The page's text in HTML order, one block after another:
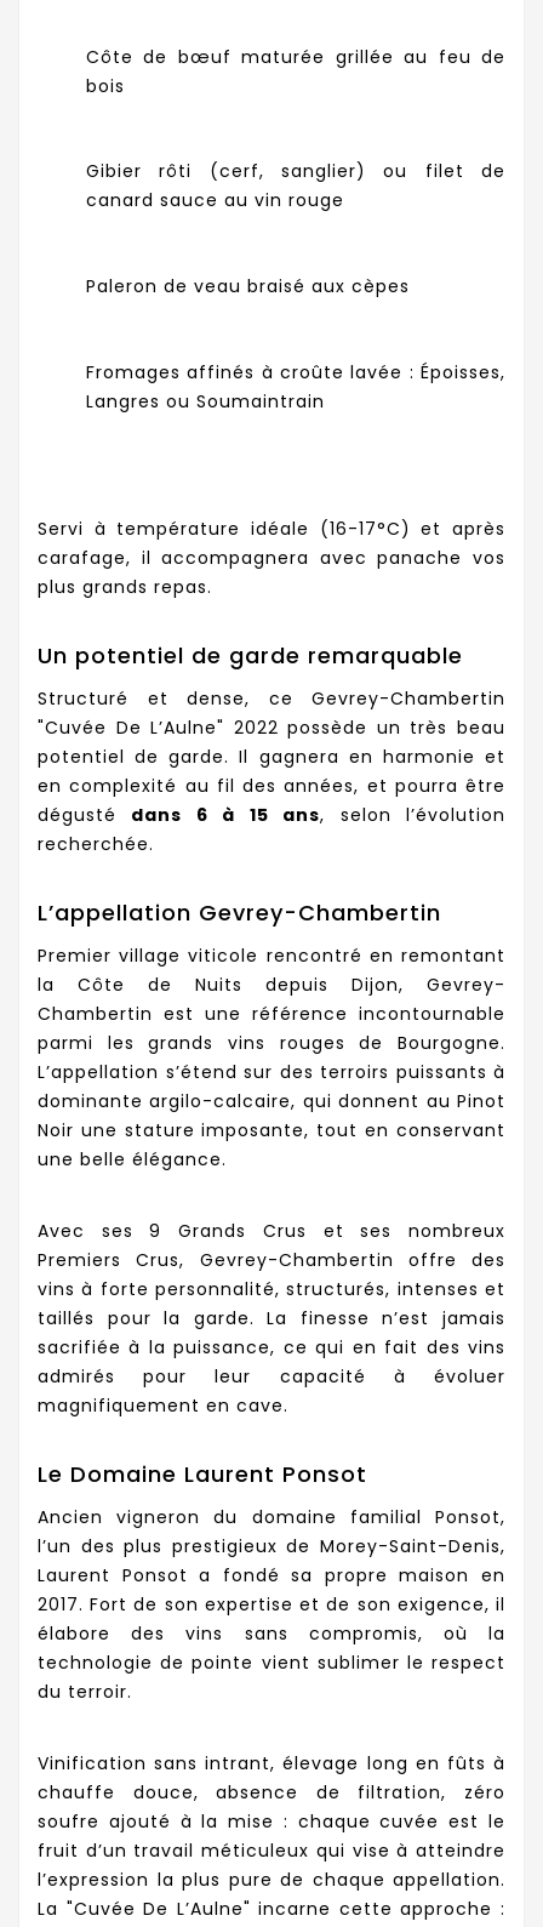
Côte de bœuf maturée grillée au feu de
bois
Gibier rôti (cerf, sanglier) ou filet de
canard sauce au vin rouge
Paleron de veau braisé aux cèpes
Fromages affinés à croûte lavée : Époisses,
Langres ou Soumaintrain
Servi à température idéale (16-17°C) et après
carafage, il accompagnera avec panache vos
plus grands repas.
Un potentiel de garde remarquable
Structuré et dense, ce Gevrey-Chambertin
"Cuvée De L’Aulne" 2022 possède un très beau
potentiel de garde. Il gagnera en harmonie et
en complexité au fil des années, et pourra être
dégusté dans 6 à 15 ans, selon l’évolution
recherchée.
L’appellation Gevrey-Chambertin
Premier village viticole rencontré en remontant
la Côte de Nuits depuis Dijon, Gevrey-
Chambertin est une référence incontournable
parmi les grands vins rouges de Bourgogne.
L’appellation s’étend sur des terroirs puissants à
dominante argilo-calcaire, qui donnent au Pinot
Noir une stature imposante, tout en conservant
une belle élégance.
Avec ses 9 Grands Crus et ses nombreux
Premiers Crus, Gevrey-Chambertin offre des
vins à forte personnalité, structurés, intenses et
taillés pour la garde. La finesse n’est jamais
sacrifiée à la puissance, ce qui en fait des vins
admirés pour leur capacité à évoluer
magnifiquement en cave.
Le Domaine Laurent Ponsot
Ancien vigneron du domaine familial Ponsot,
l’un des plus prestigieux de Morey-Saint-Denis,
Laurent Ponsot a fondé sa propre maison en
2017. Fort de son expertise et de son exigence, il
élabore des vins sans compromis, où la
technologie de pointe vient sublimer le respect
du terroir.
Vinification sans intrant, élevage long en fûts à
chauffe douce, absence de filtration, zéro
soufre ajouté à la mise : chaque cuvée est le
fruit d’un travail méticuleux qui vise à atteindre
l’expression la plus pure de chaque appellation.
La "Cuvée De L’Aulne" incarne cette approche :